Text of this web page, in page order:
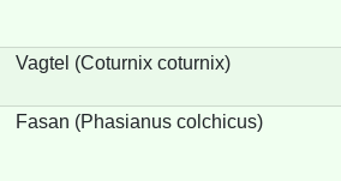
Vagtel (Coturnix coturnix)
Fasan (Phasianus colchicus)